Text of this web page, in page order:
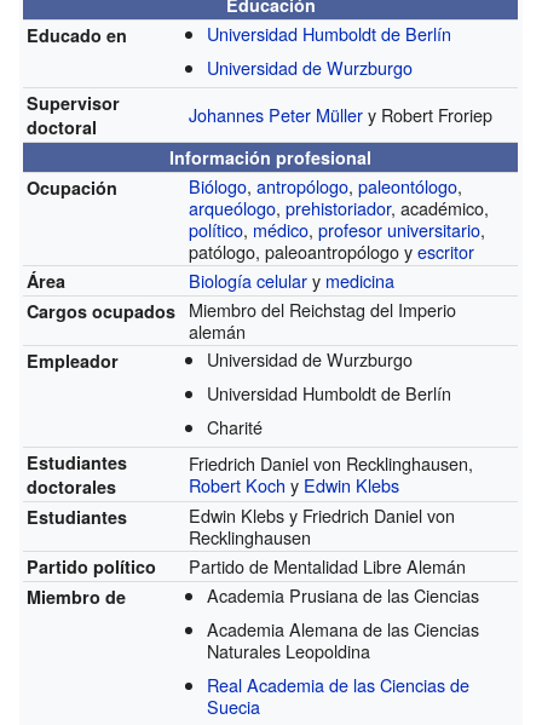
Educado en
Universidad Humboldt de Berlín
Universidad de Wurzburgo
Supervisor
doctoral
Johannes Peter Müllery Robert Froriep
Información profesional
Ocupación
Biólogo,antropólogo,paleontólogo,
arqueólogo,prehistoriador, académico,
político, médico,profesor universitario,
patólogo, paleoantropólogo yescritor
Área Biología celulary medicina
Cargos ocupados Miembro del Reichstag del Imperio
alemán
Empleador
Universidad de Wurzburgo
Universidad Humboldt de Berlín
Charité
Estudiantes
doctorales
Friedrich Daniel von Recklinghausen,
Robert Koch y Edwin Klebs
Estudiantes
Edwin Klebs y Friedrich Daniel von
Recklinghausen
Partido político Partido de Mentalidad Libre Alemán
Miembro de
Academia Prusiana de las Ciencias
Academia Alemana de las Ciencias
Naturales Leopoldina
Real Academia de las Ciencias de
Suecia